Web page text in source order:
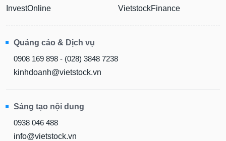
InvestOnline
VietstockFinance
Quảng cáo & Dịch vụ
0908 169 898 - (028) 3848 7238
kinhdoanh@vietstock.vn
Sáng tạo nội dung
0938 046 488
info@vietstock.vn